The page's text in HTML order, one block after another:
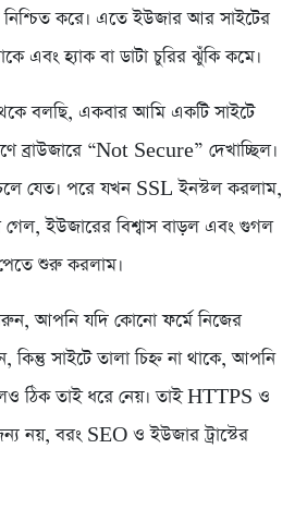
নিশ্চিত করে। এতে ইউজার আর সাইটের
এবং হ্যাক বা ডাটা চুরির ঝুঁকি কমে।
বলছি, একবার আমি একটি সাইটে
ব্রাউজারে “Not Secure” দেখাচ্ছিল।
যেত। পরে যখন SSL ইনস্টল করলাম,
গেল, ইউজারের বিশ্বাস বাড়ল এবং গুগল
শুরু করলাম।
আপনি যদি কোনো ফর্মে নিজের
কিন্তু সাইটে তালা চিহ্ন না থাকে, আপনি
ঠিক তাই ধরে নেয়। তাই HTTPS ও
নয়, বরং SEO ও ইউজার ট্রাস্টের